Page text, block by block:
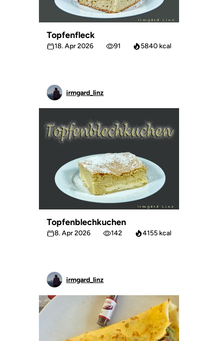
Topfenfleck
18. Apr 2026 91 5840 kcal
irmgard_linz
Topfenblechkuchen
8. Apr 2026 142 4155 kcal
irmgard_linz